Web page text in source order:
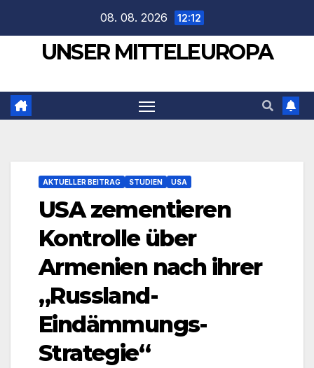
springen
08. 08. 2026 12:12
UNSER MITTELEUROPA
AKTUELLER BEITRAG STUDIEN USA
USA zementieren
Kontrolle über
Armenien nach ihrer
„Russland-
Eindämmungs-
Strategie“